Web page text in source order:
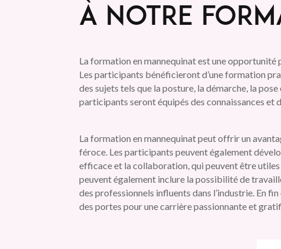
à notre
La formation en mannequinat est une opportunité
Les participants bénéficieront d’une formation
des sujets tels que la posture, la démarche, la
participants seront équipés des connaissances et
La formation en mannequinat peut offrir un
féroce. Les participants peuvent également
efficace et la collaboration, qui peuvent être utiles
peuvent également inclure la possibilité de
des professionnels influents dans l’industrie. En
des portes pour une carrière passionnante et